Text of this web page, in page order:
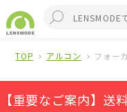
TOP アルコン フォー
【重要なご案内】送